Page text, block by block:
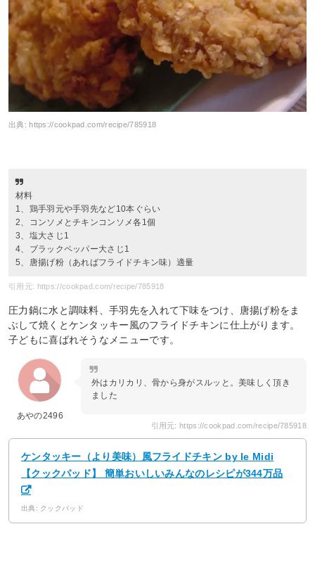
出典:https://cookpad.com/recipe/785918
材料
1、鶏手羽元や手羽先など10本ぐらい
2、コンソメとチキンコンソメ各1個
3、塩大さじ1
4、ブラックペッパー大さじ1
5、唐揚げ粉（あればフライドチキン味）適量
引用元: https://cookpad.com/recipe/785918
圧力鍋に水と調味料、手羽先を入れて下味をつけ、唐揚げ粉をま
ぶして焼くとケンタッキー風のフライドチキンに仕上がります。
子どもに喜ばれそうなメニューです。
あやの2496
外はカリカリ、骨から身がスルッと。美味しく頂き
ました
引用元: https://cookpad.com/recipe/785918
ケンタッキー（より美味）風フライドチキン by le Midi
【クックパッド】 簡単おいしいみんなのレシピが344万品
出典: クックパッド